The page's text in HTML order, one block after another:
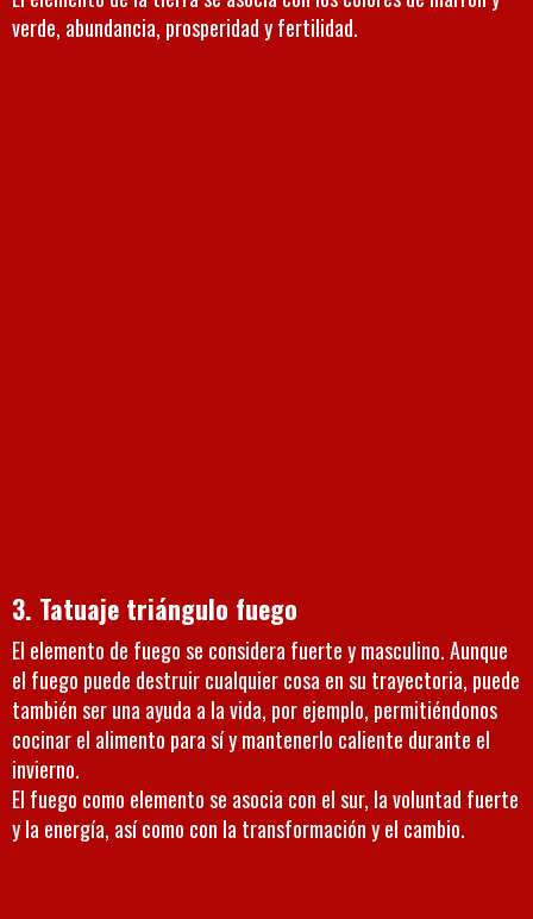
verde, abundancia, prosperidad y fertilidad.
3. Tatuaje triángulo fuego
El elemento de fuego se considera fuerte y masculino. Aunque
el fuego puede destruir cualquier cosa en su trayectoria, puede
también ser una ayuda a la vida, por ejemplo, permitiéndonos
cocinar el alimento para sí y mantenerlo caliente durante el
invierno.
El fuego como elemento se asocia con el sur, la voluntad fuerte
y la energía, así como con la transformación y el cambio.